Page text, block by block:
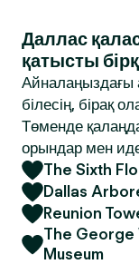
Даллас
қатысты
Айналаңыздағы
білесің, бірақ
Төменде
орындар мен
The Sixth
Dallas
Reunion
The George
Museum